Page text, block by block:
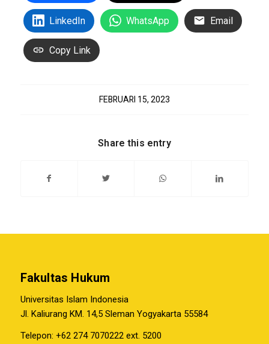
LinkedIn WhatsApp Email
Copy Link
FEBRUARI 15, 2023
Share this entry
Fakultas Hukum
Universitas Islam Indonesia
Jl. Kaliurang KM. 14,5 Sleman Yogyakarta 55584
Telepon: +62 274 7070222 ext. 5200